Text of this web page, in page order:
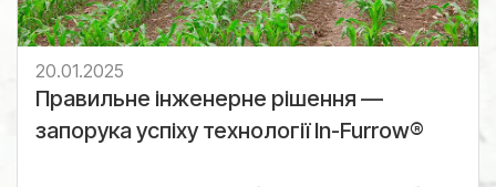
20.01.2025
Правильне інженерне рішення —
запорука успіху технології In-Furrow®